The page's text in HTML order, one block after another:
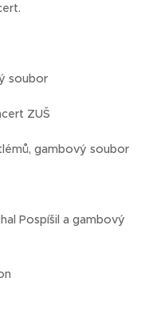
soubor
ZUŠ
gambový soubor
Pospíšil a gambový